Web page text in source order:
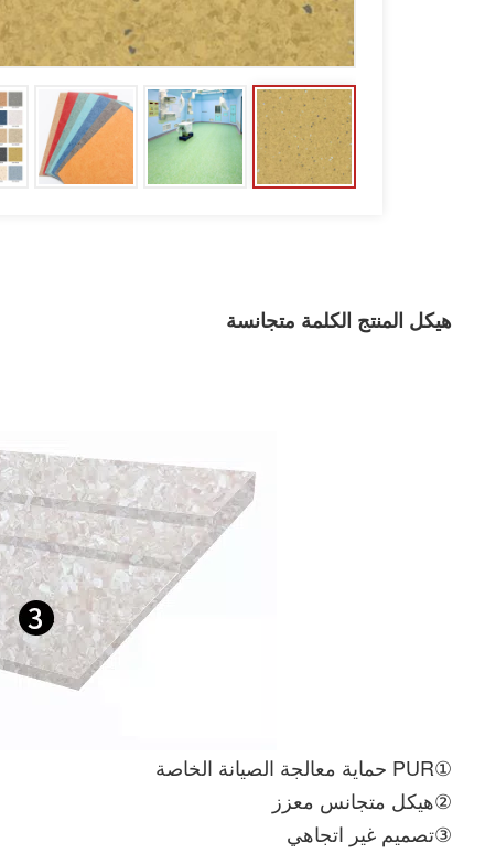
هيكل المنتج الكلمة متجانسة
①PUR حماية معالجة الصيانة الخاصة
②هيكل متجانس معزز
③تصميم غير اتجاهي